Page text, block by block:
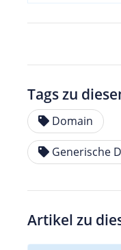
Tags zu
Domain
Generische
Artikel zu